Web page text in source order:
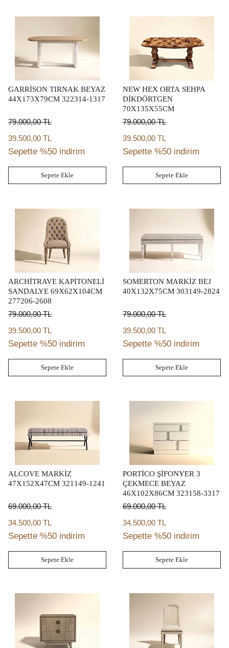
GARRİSON TIRNAK BEYAZ
44X173X79CM 322314-1317
79.000,00TL
39.500,00 TL
Sepette %50 indirim
Sepete Ekle
NEW HEX ORTA SEHPA
DİKDÖRTGEN
70X135X55CM
79.000,00TL
39.500,00 TL
Sepette %50 indirim
Sepete Ekle
ARCHİTRAVE KAPİTONELİ
SANDALYE 69X62X104CM
277206-2608
79.000,00TL
39.500,00 TL
Sepette %50 indirim
Sepete Ekle
SOMERTON MARKİZ BEJ
40X132X75CM 303149-2824
79.000,00TL
39.500,00 TL
Sepette %50 indirim
Sepete Ekle
ALCOVE MARKİZ
47X152X47CM 321149-1241
69.000,00TL
34.500,00 TL
Sepette %50 indirim
Sepete Ekle
PORTİCO ŞİFONYER 3
ÇEKMECE BEYAZ
46X102X86CM 323158-3317
69.000,00TL
34.500,00 TL
Sepette %50 indirim
Sepete Ekle